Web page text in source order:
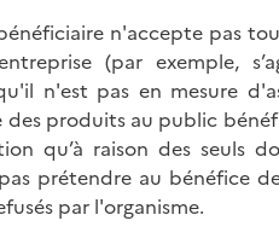
n'accepte pas
(par exemple,
n'est pas en mesure
produits au public
qu’à raison des seuls
prétendre au bénéfice
par l'organisme.